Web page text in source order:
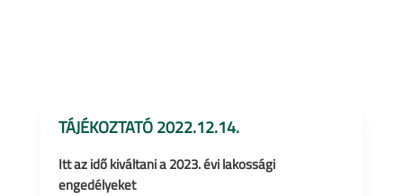
TÁJÉKOZTATÓ 2022.12.14.
Itt az idő kiváltani a 2023. évi lakossági
engedélyeket